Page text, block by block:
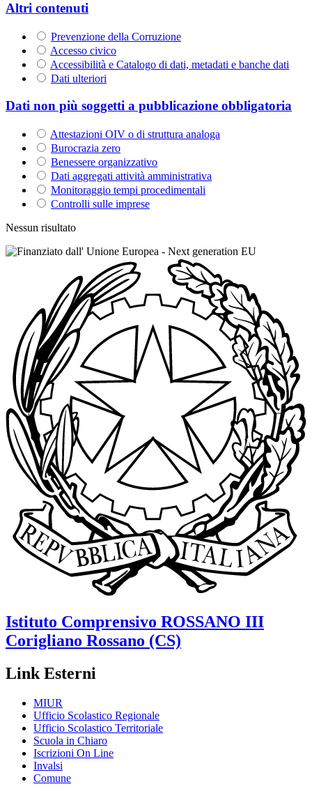
Altri contenuti
Prevenzione della Corruzione
Accesso civico
Accessibilità e Catalogo di dati, metadati e banche dati
Dati ulteriori
Dati non più soggetti a pubblicazione obbligatoria
Attestazioni OIV o di struttura analoga
Burocrazia zero
Benessere organizzativo
Dati aggregati attività amministrativa
Monitoraggio tempi procedimentali
Controlli sulle imprese
Nessun risultato
Istituto Comprensivo ROSSANO III
Corigliano Rossano (CS)
Link Esterni
MIUR
Ufficio Scolastico Regionale
Ufficio Scolastico Territoriale
Scuola in Chiaro
Iscrizioni On Line
Invalsi
Comune